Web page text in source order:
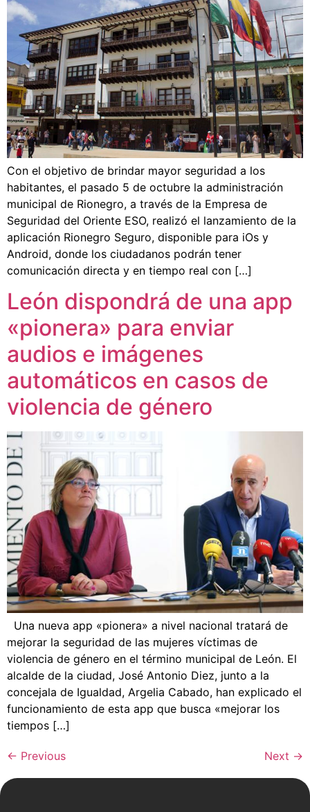
Con el objetivo de brindar mayor seguridad a los
habitantes, el pasado 5 de octubre la administración
municipal de Rionegro, a través de la Empresa de
Seguridad del Oriente ESO, realizó el lanzamiento de la
aplicación Rionegro Seguro, disponible para iOs y
Android, donde los ciudadanos podrán tener
comunicación directa y en tiempo real con […]
León dispondrá de una app
«pionera» para enviar
audios e imágenes
automáticos en casos de
violencia de género
Una nueva app «pionera» a nivel nacional tratará de
mejorar la seguridad de las mujeres víctimas de
violencia de género en el término municipal de León. El
alcalde de la ciudad, José Antonio Diez, junto a la
concejala de Igualdad, Argelia Cabado, han explicado el
funcionamiento de esta app que busca «mejorar los
tiempos […]
← Previous Next →